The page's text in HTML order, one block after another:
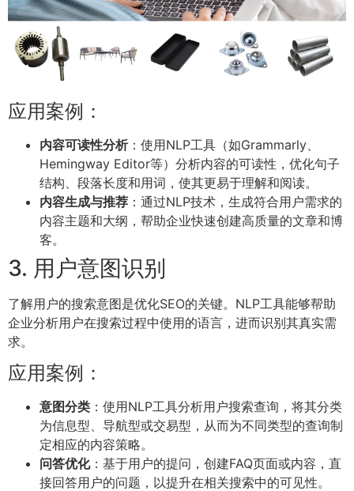
应用案例：
内容可读性分析：使用NLP工具（如Grammarly、
Hemingway Editor等）分析内容的可读性，优化句子
结构、段落长度和用词，使其更易于理解和阅读。
内容生成与推荐 ：通过NLP技术，生成符合用户需求的
内容主题和大纲，帮助企业快速创建高质量的文章和博
客。
3. 用户意图识别
了解用户的搜索意图是优化SEO的关键。NLP工具能够帮助
企业分析用户在搜索过程中使用的语言，进而识别其真实需
求。
应用案例：
意图分类 ：使用NLP工具分析用户搜索查询，将其分类
为信息型、导航型或交易型，从而为不同类型的查询制
定相应的内容策略。
问答优化：基于用户的提问，创建FAQ页面或内容，直
接回答用户的问题，以提升在相关搜索中的可见性。